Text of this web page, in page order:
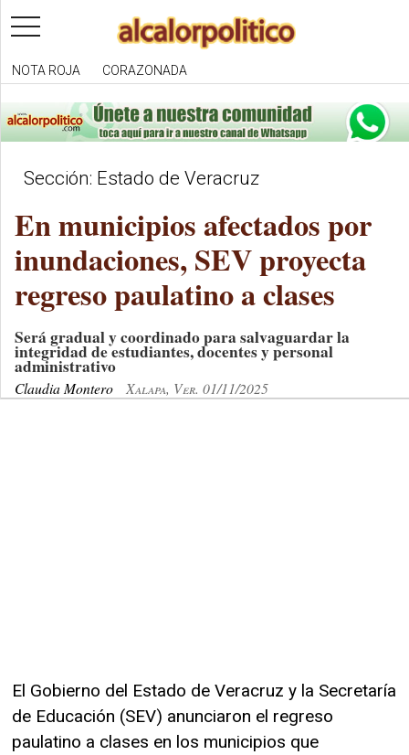
toggle
navigation
NOTA ROJA CORAZONADA
Sección: Estado de Veracruz
En municipios afectados por
inundaciones, SEV proyecta
regreso paulatino a clases
Será gradual y coordinado para salvaguardar la
integridad de estudiantes, docentes y personal
administrativo
Claudia Montero Xalapa, Ver. 01/11/2025
El Gobierno del Estado de Veracruz y la Secretaría
de Educación (SEV) anunciaron el regreso
paulatino a clases en los municipios que